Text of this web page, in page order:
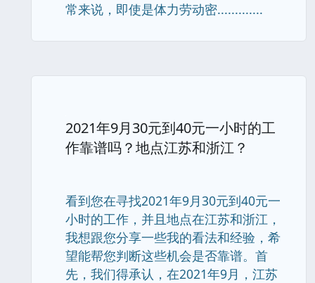
常来说，即使是体力劳动密.............
2021年9月30元到40元一小时的工
作靠谱吗？地点江苏和浙江？
看到您在寻找2021年9月30元到40元一
小时的工作，并且地点在江苏和浙江，
我想跟您分享一些我的看法和经验，希
望能帮您判断这些机会是否靠谱。首
先，我们得承认，在2021年9月，江苏